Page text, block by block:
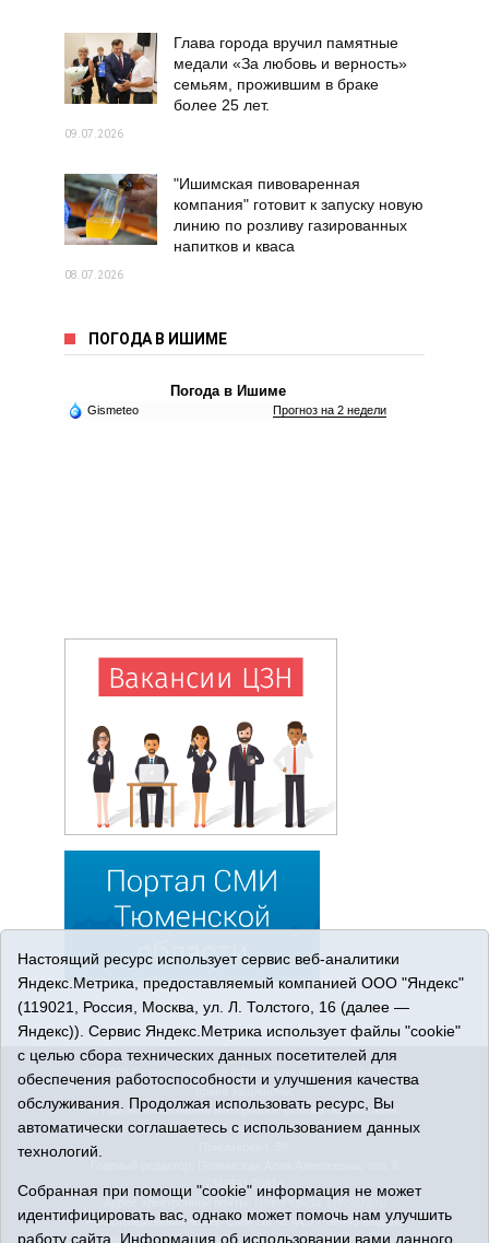
Глава города вручил памятные
медали «За любовь и верность»
семьям, прожившим в браке
более 25 лет.
09.07.2026
"Ишимская пивоваренная
компания" готовит к запуску новую
линию по розливу газированных
напитков и кваса
08.07.2026
ПОГОДА В ИШИМЕ
Погода в Ишиме
Gismeteo Прогноз на 2 недели
© 2026 Сетевое издание «Ишимская правда». 16+. Все
права защищены.
© При использовании материалов ссылка обязательна.
Адрес редакции: 627750 Тюменская область, г. Ишим, ул.
(34551) 23814
Адрес электронной почты:
IshimPravda-1@obl72.ru
Регистрационный номер СМИ Эл № ФС77-69445 выдано
Федеральной службой по надзору в сфере связи,
Настоящий ресурс использует сервис веб-аналитики
Яндекс.Метрика, предоставляемый компанией ООО "Яндекс"
(119021, Россия, Москва, ул. Л. Толстого, 16 (далее —
Яндекс)). Сервис Яндекс.Метрика использует файлы "cookie"
с целью сбора технических данных посетителей для
обеспечения работоспособности и улучшения качества
обслуживания. Продолжая использовать ресурс, Вы
автоматически соглашаетесь с использованием данных
технологий.
Собранная при помощи "cookie" информация не может
идентифицировать вас, однако может помочь нам улучшить
работу сайта. Информация об использовании вами данного